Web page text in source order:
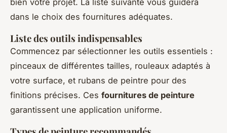
dans le choix des fournitures adéquates.
Liste des outils indispensables
Commencez par sélectionner les outils essentiels :
pinceaux de différentes tailles, rouleaux adaptés à
votre surface, et rubans de peintre pour des
finitions précises. Ces fournitures de peinture
garantissent une application uniforme.